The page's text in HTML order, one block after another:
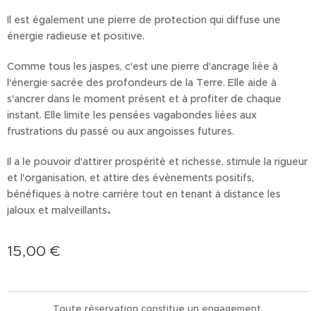
Il est également une pierre de protection qui diffuse une
énergie radieuse et positive.
Comme tous les jaspes, c'est une pierre d'ancrage liée à
l'énergie sacrée des profondeurs de la Terre. Elle aide à
s'ancrer dans le moment présent et à profiter de chaque
instant. Elle limite les pensées vagabondes liées aux
frustrations du passé ou aux angoisses futures.
Il a le pouvoir d'attirer prospérité et richesse, stimule la rigueur
et l'organisation, et attire des évènements positifs,
bénéfiques à notre carrière tout en tenant à distance les
jaloux et malveillants.
15,00 €
Toute réservation constitue un engagement.